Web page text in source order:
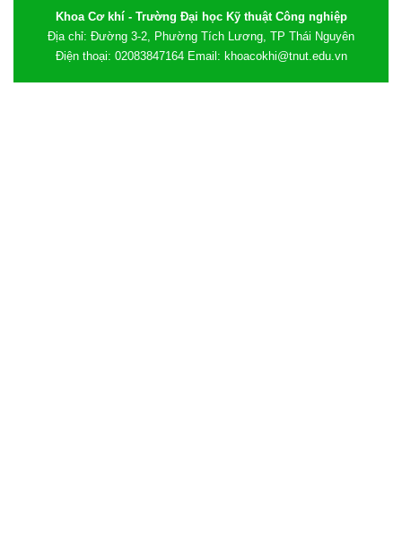
Khoa Cơ khí - Trường Đại học Kỹ thuật Công nghiệp
Địa chỉ: Đường 3-2, Phường Tích Lương, TP Thái Nguyên
Điện thoại: 02083847164 Email: khoacokhi@tnut.edu.vn